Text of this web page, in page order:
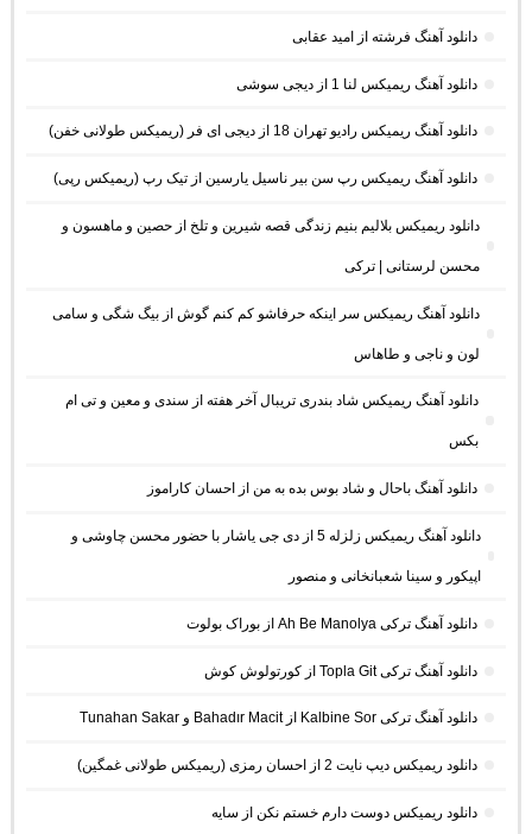
دانلود آهنگ فرشته از امید عقابی
دانلود آهنگ ریمیکس لنا 1 از دیجی سوشی
دانلود آهنگ ریمیکس رادیو تهران 18 از دیجی ای فر (ریمیکس طولانی خفن)
دانلود آهنگ ریمیکس رپ سن بیر ناسیل یارسین از تیک رپ (ریمیکس رپی)
دانلود ریمیکس بلالیم بنیم زندگی قصه شیرین و تلخ از حصین و ماهسون و
محسن لرستانی | ترکی
دانلود آهنگ ریمیکس سر اینکه حرفاشو کم کنم گوش از بیگ شگی و سامی
لون و ناجی و طاهاس
دانلود آهنگ ریمیکس شاد بندری تریبال آخر هفته از سندی و معین و تی ام
بکس
دانلود آهنگ باحال و شاد بوس بده به من از احسان کاراموز
دانلود آهنگ ریمیکس زلزله 5 از دی جی یاشار با حضور محسن چاوشی و
اپیکور و سینا شعبانخانی و منصور
دانلود آهنگ ترکی Ah Be Manolya از بوراک بولوت
دانلود آهنگ ترکی Topla Git از کورتولوش کوش
دانلود آهنگ ترکی Kalbine Sor از Bahadır Macit و Tunahan Sakar
دانلود ریمیکس دیپ نایت 2 از احسان رمزی (ریمیکس طولانی غمگین)
دانلود ریمیکس دوست دارم خستم نکن از سایه